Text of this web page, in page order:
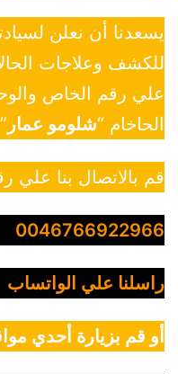
يسعدنا أن نعلن
للكشف وعلاجات
علي رقم الخاص
الحاخام “شلومو عمار ”
قم بالاتصال بنا علي
0046766922966
راسلنا علي الواتساب
أو قم بزيارة أحدي